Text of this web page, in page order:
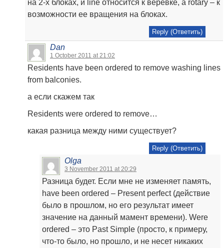
на 2-х блоках, и line относится к веревке, а rotary – к
возможности ее вращения на блоках.
Reply (Ответить)
Dan
1 October 2011 at 21:02
Residents have been ordered to remove washing lines
from balconies.
а если скажем так
Residents were ordered to remove…
какая разница между ними существует?
Reply (Ответить)
Olga
3 November 2011 at 20:29
Разница будет. Если мне не изменяет память,
have been ordered – Present perfect (действие
было в прошлом, но его результат имеет
значение на данный мамент времени). Were
ordered – это Past Simple (просто, к примеру,
что-то было, но прошло, и не несет никаких